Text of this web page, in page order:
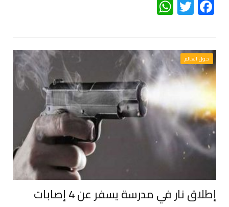
Facebook
Twitter
حول العالم
إطلاق نار في مدرسة يسفر عن 4 إصابات